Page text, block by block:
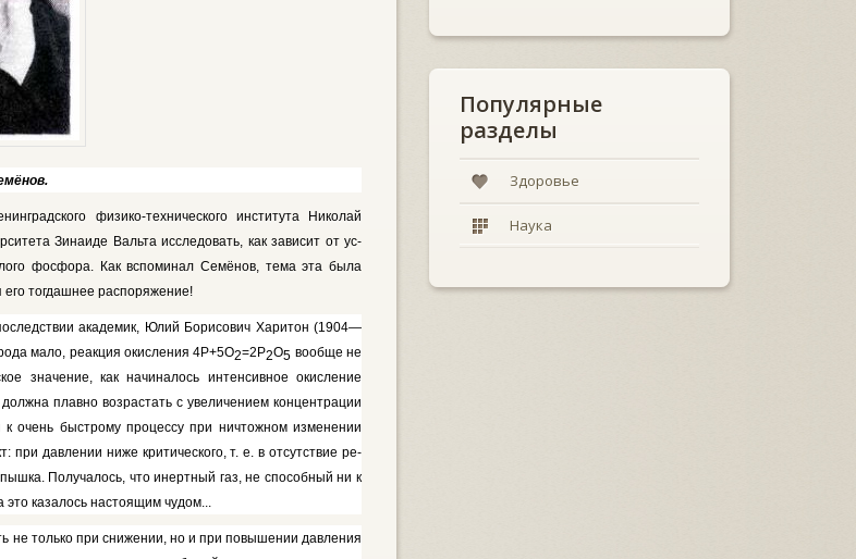
физико-технического института Николай
Зинаиде Вальта исследовать, как зависит от ус­
фосфора. Как вспоминал Семёнов, тема эта была
тогдашнее распо­ряжение!
академик, Юлий Борисович Харитон (1904—
мало, реакция окисления 4Р+5О2=2Р2О5 вообще не
значение, как начиналось интенсив­ное окисление
плавно воз­растать с увеличением концентрации
очень быстрому процессу при ни­чтожном изменении
давлении ни­же критического, т. е. в отсутствие ре­
Получалось, что инертный газ, не способный ни к
казалось на­стоящим чудом...
не только при снижении, но и при повышении давления
Популярные
разделы
Здоровье
Наука